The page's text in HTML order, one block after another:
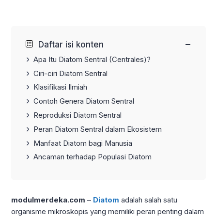
Daftar isi konten −
Apa Itu Diatom Sentral (Centrales)?
Ciri-ciri Diatom Sentral
Klasifikasi Ilmiah
Contoh Genera Diatom Sentral
Reproduksi Diatom Sentral
Peran Diatom Sentral dalam Ekosistem
Manfaat Diatom bagi Manusia
Ancaman terhadap Populasi Diatom
modulmerdeka.com – Diatom adalah salah satu
organisme mikroskopis yang memiliki peran penting dalam